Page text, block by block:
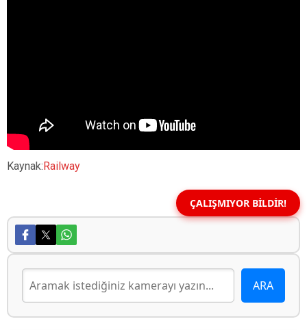
Kaynak:Railway
ÇALIŞMIYOR BİLDİR!